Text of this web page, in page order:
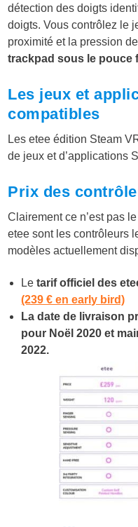
détection des doigts
doigts. Vous contrôlez le
proximité et la pression
trackpad sous le pouce
Les jeux et
compatibles
Les etee édition Steam
de jeux et d’applications
Prix des
Clairement ce n’est pas
etee sont les contrôleurs
modèles actuellement
Letarif officiel des
(239 € en early bird)
La date de livraison
pour Noël 2020 et
2022.